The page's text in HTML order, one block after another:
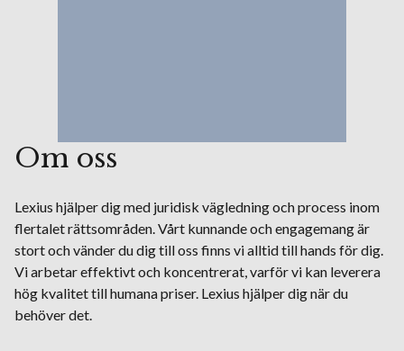
Om oss
Lexius hjälper dig med juridisk vägledning och process inom
flertalet rättsområden. Vårt kunnande och engagemang är
stort och vänder du dig till oss finns vi alltid till hands för dig.
Vi arbetar effektivt och koncentrerat, varför vi kan leverera
hög kvalitet till humana priser. Lexius hjälper dig när du
behöver det.